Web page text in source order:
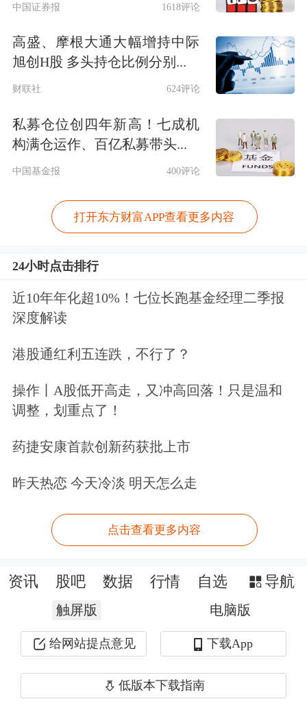
中国证券报 1618评论
高盛、摩根大通大幅增持中际
旭创H股 多头持仓比例分别...
财联社 624评论
私募仓位创四年新高！七成机
构满仓运作、百亿私募带头...
中国基金报 400评论
打开东方财富APP查看更多内容
24小时点击排行
近10年年化超10%！七位长跑基金经理二季报
深度解读
港股通红利五连跌，不行了？
操作丨A股低开高走，又冲高回落！只是温和
调整，划重点了！
药捷安康首款创新药获批上市
昨天热恋 今天冷淡 明天怎么走
点击查看更多内容
资讯 股吧 数据 行情 自选 导航
触屏版 电脑版
给网站提点意见 下载App
低版本下载指南